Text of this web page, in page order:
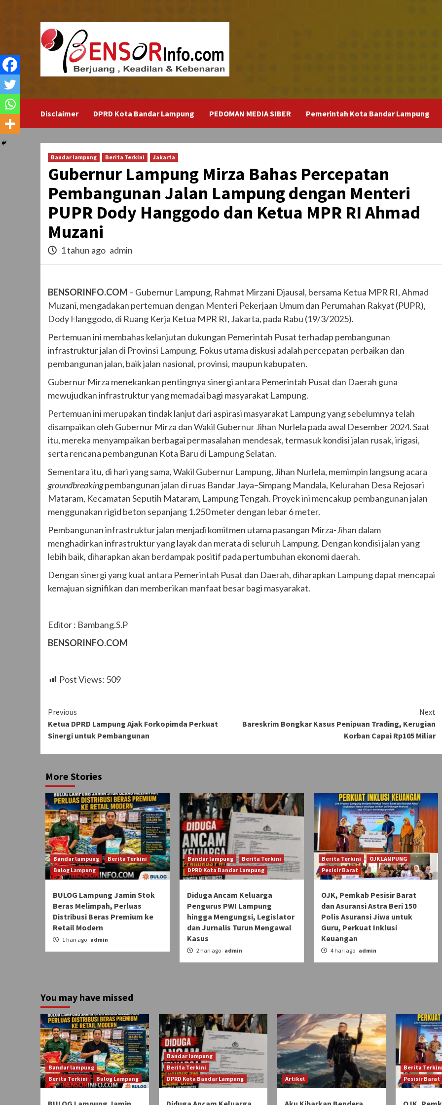
Disclaimer DPRD Kota Bandar Lampung PEDOMAN MEDIA SIBER Pemerintah Kota Bandar Lampung
Bandar lampung Berita Terkini Jakarta
Gubernur Lampung Mirza Bahas Percepatan
Pembangunan Jalan Lampung dengan Menteri
PUPR Dody Hanggodo dan Ketua MPR RI Ahmad
Muzani
1 tahun ago admin
BENSORINFO.COM – Gubernur Lampung, Rahmat Mirzani Djausal, bersama Ketua MPR RI, Ahmad
Muzani, mengadakan pertemuan dengan Menteri Pekerjaan Umum dan Perumahan Rakyat (PUPR),
Dody Hanggodo, di Ruang Kerja Ketua MPR RI, Jakarta, pada Rabu (19/3/2025).
Pertemuan ini membahas kelanjutan dukungan Pemerintah Pusat terhadap pembangunan
infrastruktur jalan di Provinsi Lampung. Fokus utama diskusi adalah percepatan perbaikan dan
pembangunan jalan, baik jalan nasional, provinsi, maupun kabupaten.
Gubernur Mirza menekankan pentingnya sinergi antara Pemerintah Pusat dan Daerah guna
mewujudkan infrastruktur yang memadai bagi masyarakat Lampung.
Pertemuan ini merupakan tindak lanjut dari aspirasi masyarakat Lampung yang sebelumnya telah
disampaikan oleh Gubernur Mirza dan Wakil Gubernur Jihan Nurlela pada awal Desember 2024. Saat
itu, mereka menyampaikan berbagai permasalahan mendesak, termasuk kondisi jalan rusak, irigasi,
serta rencana pembangunan Kota Baru di Lampung Selatan.
Sementara itu, di hari yang sama, Wakil Gubernur Lampung, Jihan Nurlela, memimpin langsung acara
groundbreakingpembangunan jalan di ruas Bandar Jaya–Simpang Mandala, Kelurahan Desa Rejosari
Mataram, Kecamatan Seputih Mataram, Lampung Tengah. Proyek ini mencakup pembangunan jalan
menggunakan rigid beton sepanjang 1.250 meter dengan lebar 6 meter.
Pembangunan infrastruktur jalan menjadi komitmen utama pasangan Mirza-Jihan dalam
menghadirkan infrastruktur yang layak dan merata di seluruh Lampung. Dengan kondisi jalan yang
lebih baik, diharapkan akan berdampak positif pada pertumbuhan ekonomi daerah.
Dengan sinergi yang kuat antara Pemerintah Pusat dan Daerah, diharapkan Lampung dapat mencapai
kemajuan signifikan dan memberikan manfaat besar bagi masyarakat.
Editor : Bambang.S.P
BENSORINFO.COM
Post Views: 509
Continue
Reading
Previous
Ketua DPRD Lampung Ajak Forkopimda Perkuat
Sinergi untuk Pembangunan
Next
Bareskrim Bongkar Kasus Penipuan Trading, Kerugian
Korban Capai Rp105 Miliar
More Stories
Bandar lampung
Berita Terkini
Bulog Lampung
BULOG Lampung Jamin Stok
Beras Melimpah, Perluas
Distribusi Beras Premium ke
Retail Modern
1 hari ago admin
Bandar lampung
Berita Terkini
DPRD Kota Bandar Lampung
Diduga Ancam Keluarga
Pengurus PWI Lampung
hingga Mengungsi, Legislator
dan Jurnalis Turun Mengawal
Kasus
2 hari ago admin
Berita Terkini
OJK LAMPUNG
Pesisir Barat
OJK, Pemkab Pesisir Barat
dan Asuransi Astra Beri 150
Polis Asuransi Jiwa untuk
Guru, Perkuat Inklusi
Keuangan
4 hari ago admin
You may have missed
Bandar lampung
Berita Terkini
Bulog Lampung
Bandar lampung
Berita Terkini
DPRD Kota Bandar Lampung
Artikel
Berita Terkini
Pesisir Barat